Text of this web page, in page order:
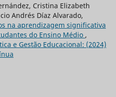
Cristina Elizabeth
Andrés Díaz Alvarado,
na aprendizagem significativa
do Ensino Médio ,
e Gestão Educacional: (2024)